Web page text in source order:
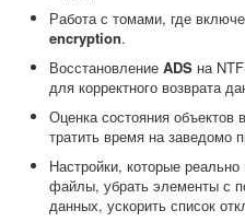
Работа с томами, где
encryption.
Восстановление ADS на
для корректного возврата
Оценка состояния объектов
тратить время на заведомо
Настройки, которые
файлы, убрать элементы с
данных, ускорить список